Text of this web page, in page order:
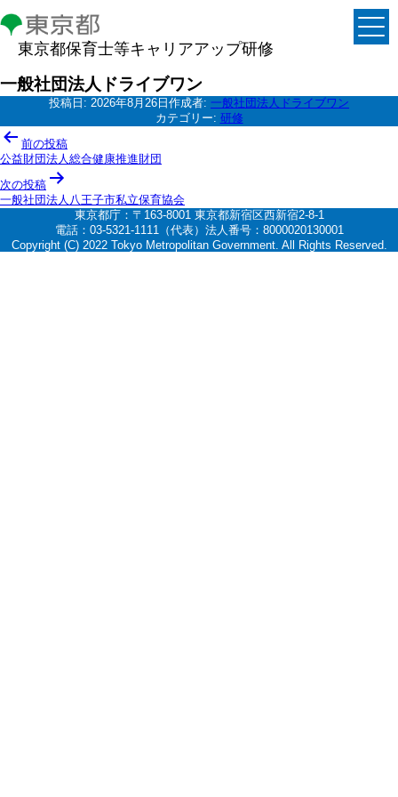
東京都保育士等キャリアアップ研修
一般社団法人ドライブワン
投稿日: 2026年8月26日 作成者: 一般社団法人ドライブワン
カテゴリー: 研修
投
稿
ナ
ビ
ー
前の投稿
公益財団法人総合健康推進財団
次の投稿
一般社団法人八王子市私立保育協会
東京都庁：〒163-8001 東京都新宿区西新宿2-8-1
電話：03-5321-1111（代表）法人番号：8000020130001
Copyright (C) 2022 Tokyo Metropolitan Government. All Rights Reserved.